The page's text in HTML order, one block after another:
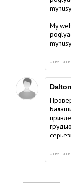
My
ответить
Dalton
ответить